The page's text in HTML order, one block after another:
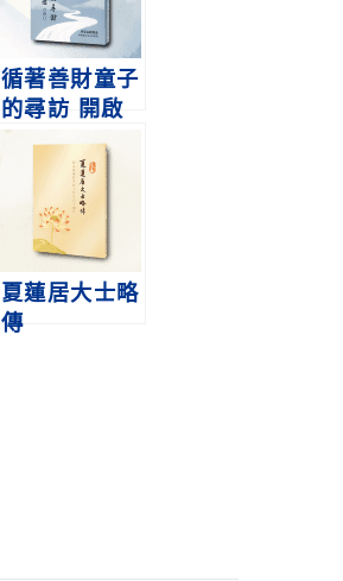
循著善財童子
的尋訪 開啟
心靈智慧 第
二輯
夏蓮居大士略
傳